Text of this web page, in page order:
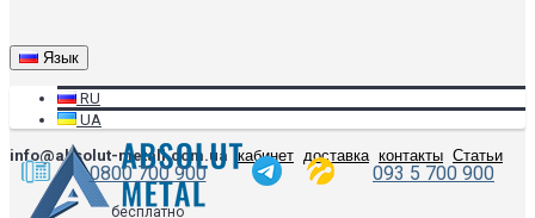
Язык
RU
UA
info@absolut-metall.com.ua
кабинет доставка контакты Статьи
0800 700 900 093 5 700 900
бесплатно